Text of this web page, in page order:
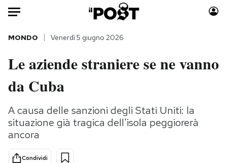
Auto
HOME
Italia
Politica
Tecnologia
Scienza
Consumismi
Storie/Idee
MONDO Venerdì 5 giugno 2026
Le aziende straniere se ne vanno
da Cuba
A causa delle sanzioni degli Stati Uniti: la
situazione già tragica dell'isola peggiorerà
ancora
Condividi